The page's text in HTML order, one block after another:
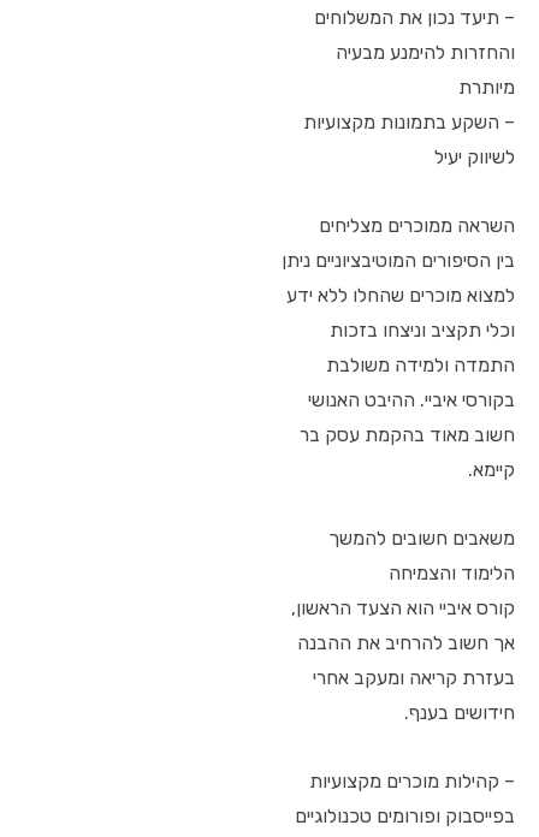
– תיעד נכון את המשלוחים
והחזרות להימנע מבעיה
מיותרת
– השקע בתמונות מקצועיות
לשיווק יעיל
השראה ממוכרים מצליחים
בין הסיפורים המוטיבציוניים ניתן
למצוא מוכרים שהחלו ללא ידע
וכלי תקציב וניצחו בזכות
התמדה ולמידה משולבת
בקורסי איביי. ההיבט האנושי
חשוב מאוד בהקמת עסק בר
קיימא.
משאבים חשובים להמשך
הלימוד והצמיחה
קורס איביי הוא הצעד הראשון,
אך חשוב להרחיב את ההבנה
בעזרת קריאה ומעקב אחרי
חידושים בענף.
– קהילות מוכרים מקצועיות
בפייסבוק ופורומים טכנולוגיים